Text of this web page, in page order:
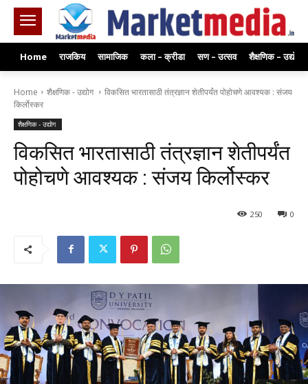
Home राजकिय सामाजिक कला – क्रीडा सण – उत्सव शैक्षणिक – उद्योग
Home शैक्षणिक - उद्योग
विकसित भारतासाठी तंत्रज्ञान शेतीपर्यंत पोहोचणे आवश्यक : संजय
किर्लोस्कर
शैक्षणिक - उद्योग
विकसित भारतासाठी तंत्रज्ञान शेतीपर्यंत
पोहोचणे आवश्यक : संजय किर्लोस्कर
0
250